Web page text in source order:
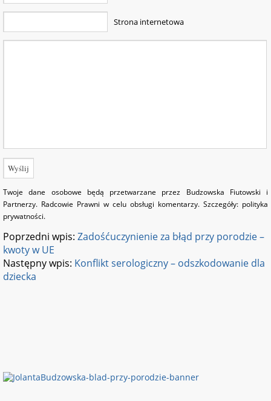
Strona internetowa
Twoje dane osobowe będą przetwarzane przez Budzowska Fiutowski i
Partnerzy. Radcowie Prawni w celu obsługi komentarzy. Szczegóły: polityka
prywatności.
Poprzedni wpis: Zadośćuczynienie za błąd przy porodzie –
kwoty w UE
Następny wpis: Konflikt serologiczny – odszkodowanie dla
dziecka